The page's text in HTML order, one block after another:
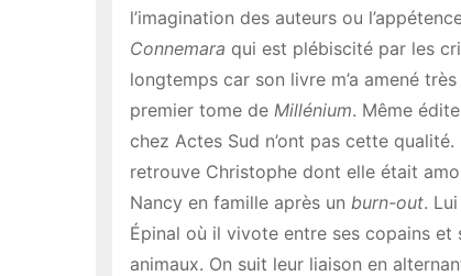
l’imagination des auteurs ou
Connemara qui est plébiscité par les
longtemps car son livre m’a amené
premier tome de Millénium. Même
chez Actes Sud n’ont pas cette
retrouve Christophe dont elle était
Nancy en famille après un burn-out.
Épinal où il vivote entre ses copains
animaux. On suit leur liaison en